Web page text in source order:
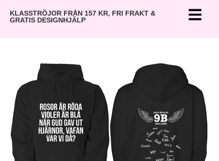
KLASSTRÖJOR FRÅN 157 KR, FRI FRAKT &
GRATIS DESIGNHJÄLP